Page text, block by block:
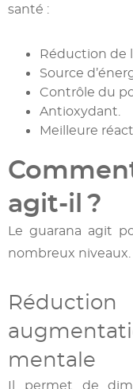
santé :
Réduction de
Source
Contrôle du
Antioxydant.
Meilleure
agit-il ?
Le guarana agit
nombreux niveaux.
mentale
Il permet de